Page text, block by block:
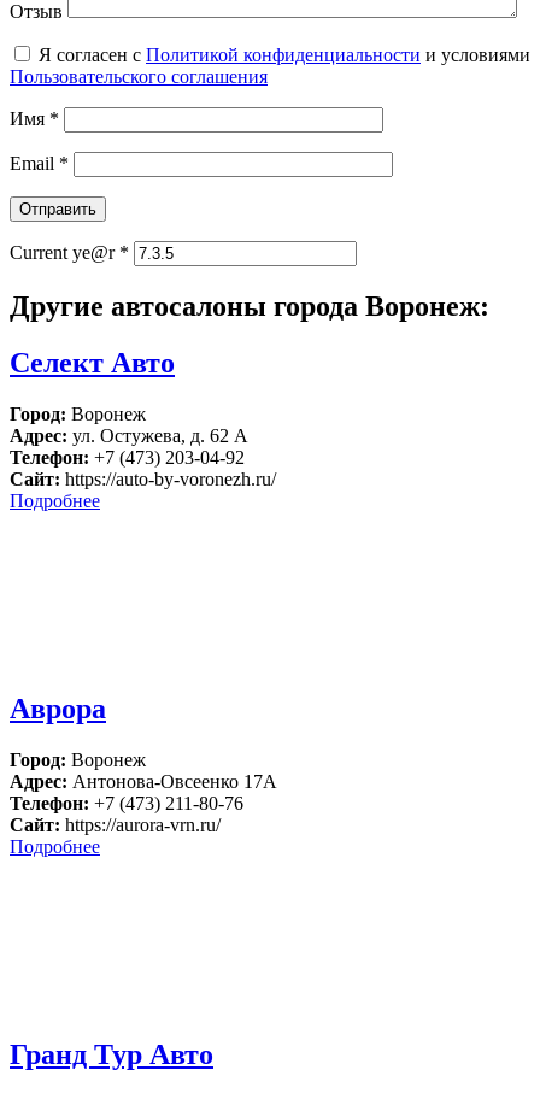
Отзыв
Я согласен с Политикой конфиденциальности и условиями
Пользовательского соглашения
Имя *
Email *
Current ye@r *
Другие автосалоны города Воронеж:
Селект Авто
Город: Воронеж
Адрес: ул. Остужева, д. 62 А
Телефон: +7 (473) 203-04-92
Сайт: https://auto-by-voronezh.ru/
Подробнее
Аврора
Город: Воронеж
Адрес: Антонова-Овсеенко 17А
Телефон: +7 (473) 211-80-76
Сайт: https://aurora-vrn.ru/
Подробнее
Гранд Тур Авто